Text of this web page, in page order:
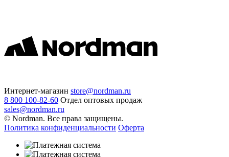
Интернет-магазин store@nordman.ru
8 800 100-82-60 Отдел оптовых продаж
sales@nordman.ru
© Nordman. Все права защищены.
Политика конфиденциальности Оферта